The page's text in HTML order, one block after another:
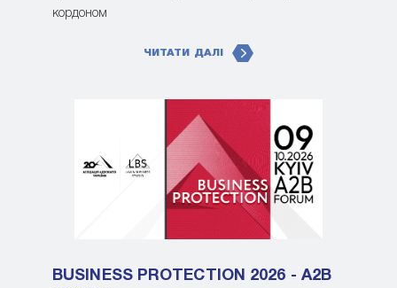
кордоном
ЧИТАТИ ДАЛІ
BUSINESS PROTECTION 2026 - A2B